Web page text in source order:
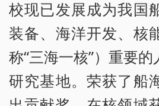
校现已发展成为我国
装备、海洋开发、核
称“三海一核”）重要
研究基地。荣获了船